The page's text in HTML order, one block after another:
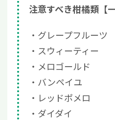
注意すべき柑橘類【一
グレープフルーツ
スウィーティー
メロゴールド
バンペイユ
レッドポメロ
ダイダイ